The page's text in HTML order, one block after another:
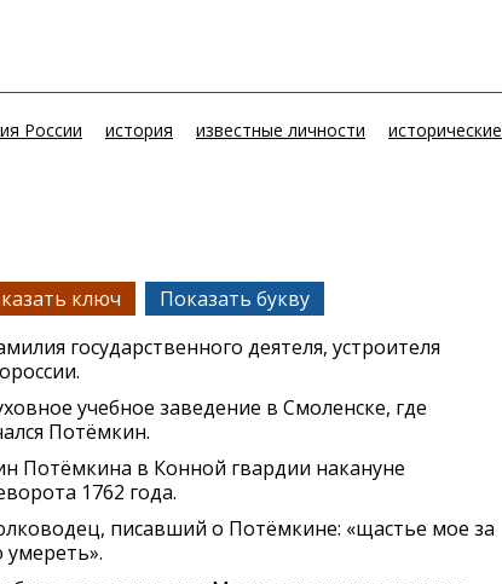
России история известные личности
исторические
ключ
Показать букву
государственного деятеля, устроителя
учебное заведение в Смоленске, где
Потёмкин.
Потёмкина в Конной гвардии накануне
1762 года.
писавший о Потёмкине: «щастье мое за
умереть».